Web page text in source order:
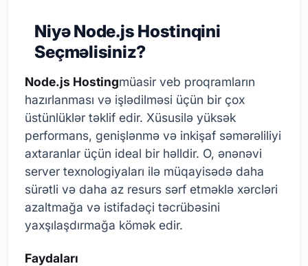
Niyə Node.js Hostinqini
Seçməlisiniz?
Node.js Hostingmüasir veb proqramların
hazırlanması və işlədilməsi üçün bir çox
üstünlüklər təklif edir. Xüsusilə yüksək
performans, genişlənmə və inkişaf səmərəliliyi
axtaranlar üçün ideal bir həlldir. O, ənənəvi
server texnologiyaları ilə müqayisədə daha
sürətli və daha az resurs sərf etməklə xərcləri
azaltmağa və istifadəçi təcrübəsini
yaxşılaşdırmağa kömək edir.
Faydaları